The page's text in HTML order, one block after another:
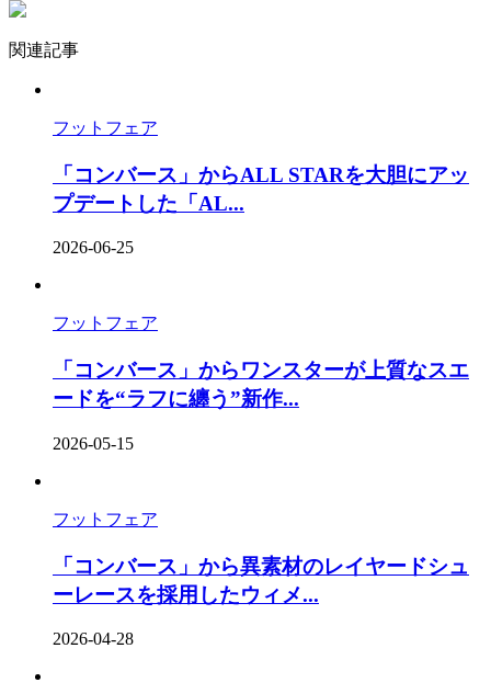
関連記事
フットフェア
「コンバース」からALL STARを大胆にアッ
プデートした「AL...
2026-06-25
フットフェア
「コンバース」からワンスターが上質なスエ
ードを“ラフに纏う”新作...
2026-05-15
フットフェア
「コンバース」から異素材のレイヤードシュ
ーレースを採用したウィメ...
2026-04-28